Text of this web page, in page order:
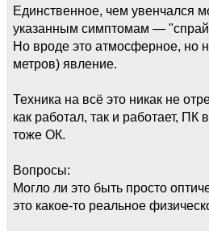
Единственное, чем увенчался
указанным симптомам —
Но вроде это атмосферное, но
метров) явление.
Техника на всё это никак не
как работал, так и работает, ПК
тоже ОК.
Вопросы:
Могло ли это быть просто
это какое-то реальное